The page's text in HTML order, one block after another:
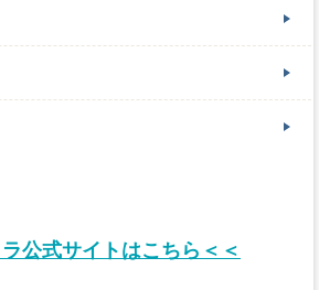
公式サイトはこちら＜＜